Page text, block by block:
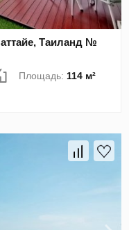
Таиланд №
Площадь: 114 м²